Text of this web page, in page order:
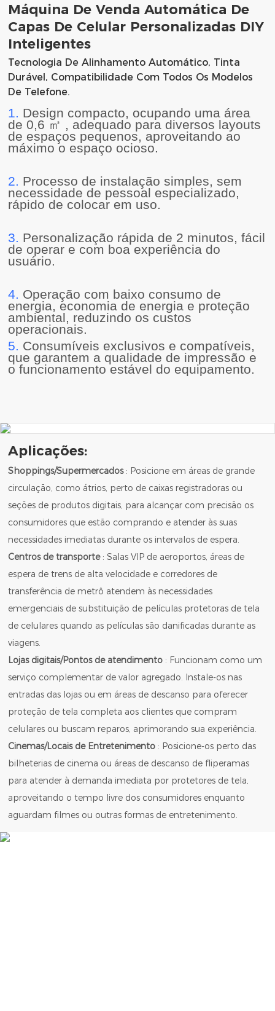
Máquina De Venda Automática De
Capas De Celular Personalizadas DIY
Inteligentes
Tecnologia De Alinhamento Automático, Tinta
Durável, Compatibilidade Com Todos Os Modelos
De Telefone.
1. Design compacto, ocupando uma área
de 0,6 ㎡ , adequado para diversos layouts
de espaços pequenos, aproveitando ao
máximo o espaço ocioso.
2. Processo de instalação simples, sem
necessidade de pessoal especializado,
rápido de colocar em uso.
3. Personalização rápida de 2 minutos, fácil
de operar e com boa experiência do
usuário.
4. Operação com baixo consumo de
energia, economia de energia e proteção
ambiental, reduzindo os custos
operacionais.
5. Consumíveis exclusivos e compatíveis,
que garantem a qualidade de impressão e
o funcionamento estável do equipamento.
Aplicações:
Shoppings/Supermercados: Posicione em áreas de grande
circulação, como átrios, perto de caixas registradoras ou
seções de produtos digitais, para alcançar com precisão os
consumidores que estão comprando e atender às suas
necessidades imediatas durante os intervalos de espera.
Centros de transporte: Salas VIP de aeroportos, áreas de
espera de trens de alta velocidade e corredores de
transferência de metrô atendem às necessidades
emergenciais de substituição de películas protetoras de tela
de celulares quando as películas são danificadas durante as
viagens.
Lojas digitais/Pontos de atendimento : Funcionam como um
serviço complementar de valor agregado. Instale-os nas
entradas das lojas ou em áreas de descanso para oferecer
proteção de tela completa aos clientes que compram
celulares ou buscam reparos, aprimorando sua experiência.
Cinemas/Locais de Entretenimento : Posicione-os perto das
bilheterias de cinema ou áreas de descanso de fliperamas
para atender à demanda imediata por protetores de tela,
aproveitando o tempo livre dos consumidores enquanto
aguardam filmes ou outras formas de entretenimento.